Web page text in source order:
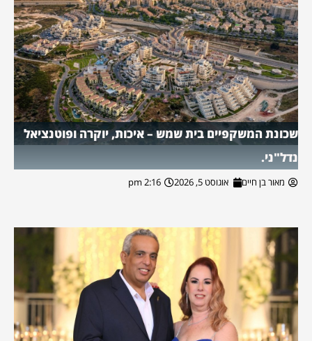
שכונת המשקפיים בית שמש – איכות, יוקרה ופוטנציאל
נדל"ני.
מאור בן חיים אוגוסט 5, 2026 2:16 pm